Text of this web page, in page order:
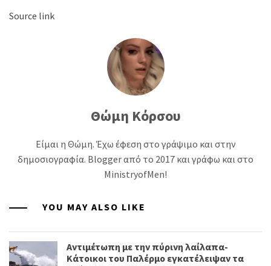
Source link
Θώμη Κόρσου
Είμαι η Θώμη. Έχω έφεση στο γράψιμο και στην
δημοσιογραφία. Blogger από το 2017 και γράφω και στο
MinistryofMen!
YOU MAY ALSO LIKE
Αντιμέτωπη με την πύρινη λαίλαπα-
Κάτοικοι του Παλέρμο εγκατέλειψαν τα